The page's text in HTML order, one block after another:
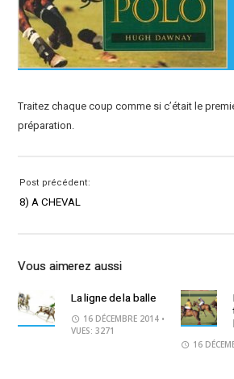
Traitez chaque coup comme si c’était le
préparation.
Post précédent:
8) A CHEVAL
Vous aimerez aussi
La ligne de la balle
16 DÉCEMBRE 2014 •
VUES: 3271
16